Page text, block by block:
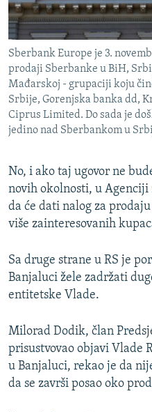
Sberbank Europe je 3.
prodaji Sberbanke u BiH,
Mađarskoj - grupaciji koju
Srbije, Gorenjska banka dd,
Ciprus Limited. Do sada je
jedino nad Sberbankom u
No, i ako taj ugovor ne
novih okolnosti, u Agenciji
da će dati nalog za
više zainteresovanih
Sa druge strane u RS je
Banjaluci žele zadržati
entitetske Vlade.
Milorad Dodik, član
prisustvovao objavi Vlade
u Banjaluci, rekao je da
da se završi posao oko